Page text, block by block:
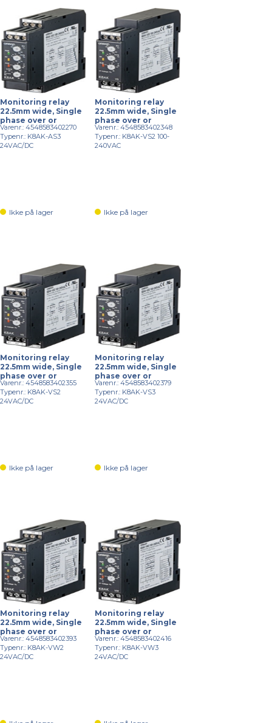
Monitoring relay
22.5mm wide, Single
phase over or
Varenr.: 4548583402270
Typenr.: K8AK-AS3
24VAC/DC
Ikke på lager
Monitoring relay
22.5mm wide, Single
phase over or
Varenr.: 4548583402348
Typenr.: K8AK-VS2 100-
240VAC
Ikke på lager
Monitoring relay
22.5mm wide, Single
phase over or
Varenr.: 4548583402355
Typenr.: K8AK-VS2
24VAC/DC
Ikke på lager
Monitoring relay
22.5mm wide, Single
phase over or
Varenr.: 4548583402379
Typenr.: K8AK-VS3
24VAC/DC
Ikke på lager
Monitoring relay
22.5mm wide, Single
phase over or
Varenr.: 4548583402393
Typenr.: K8AK-VW2
24VAC/DC
Monitoring relay
22.5mm wide, Single
phase over or
Varenr.: 4548583402416
Typenr.: K8AK-VW3
24VAC/DC